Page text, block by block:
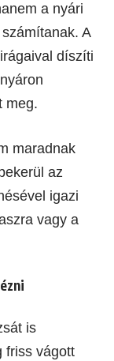
a nyári
A
díszíti
meg.
maradnak
az
igazi
vagy a
is
friss vágott